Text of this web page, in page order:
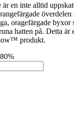
en inte alltid
oragefärgade byxor
hatten på. Detta är
produkt.